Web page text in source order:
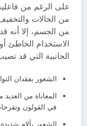
على الرغم من
من الحالات
من الجسم، إلا أنه
الاستخدام الخاطئ
الجانبية التي قد
الشعور بفقدان
المعاناة من
في القولون